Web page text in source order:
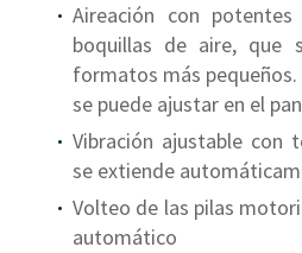
Aireación con
boquillas de aire, que
formatos más
se puede ajustar en el
Vibración ajustable con
se extiende
Volteo de las pilas
automático